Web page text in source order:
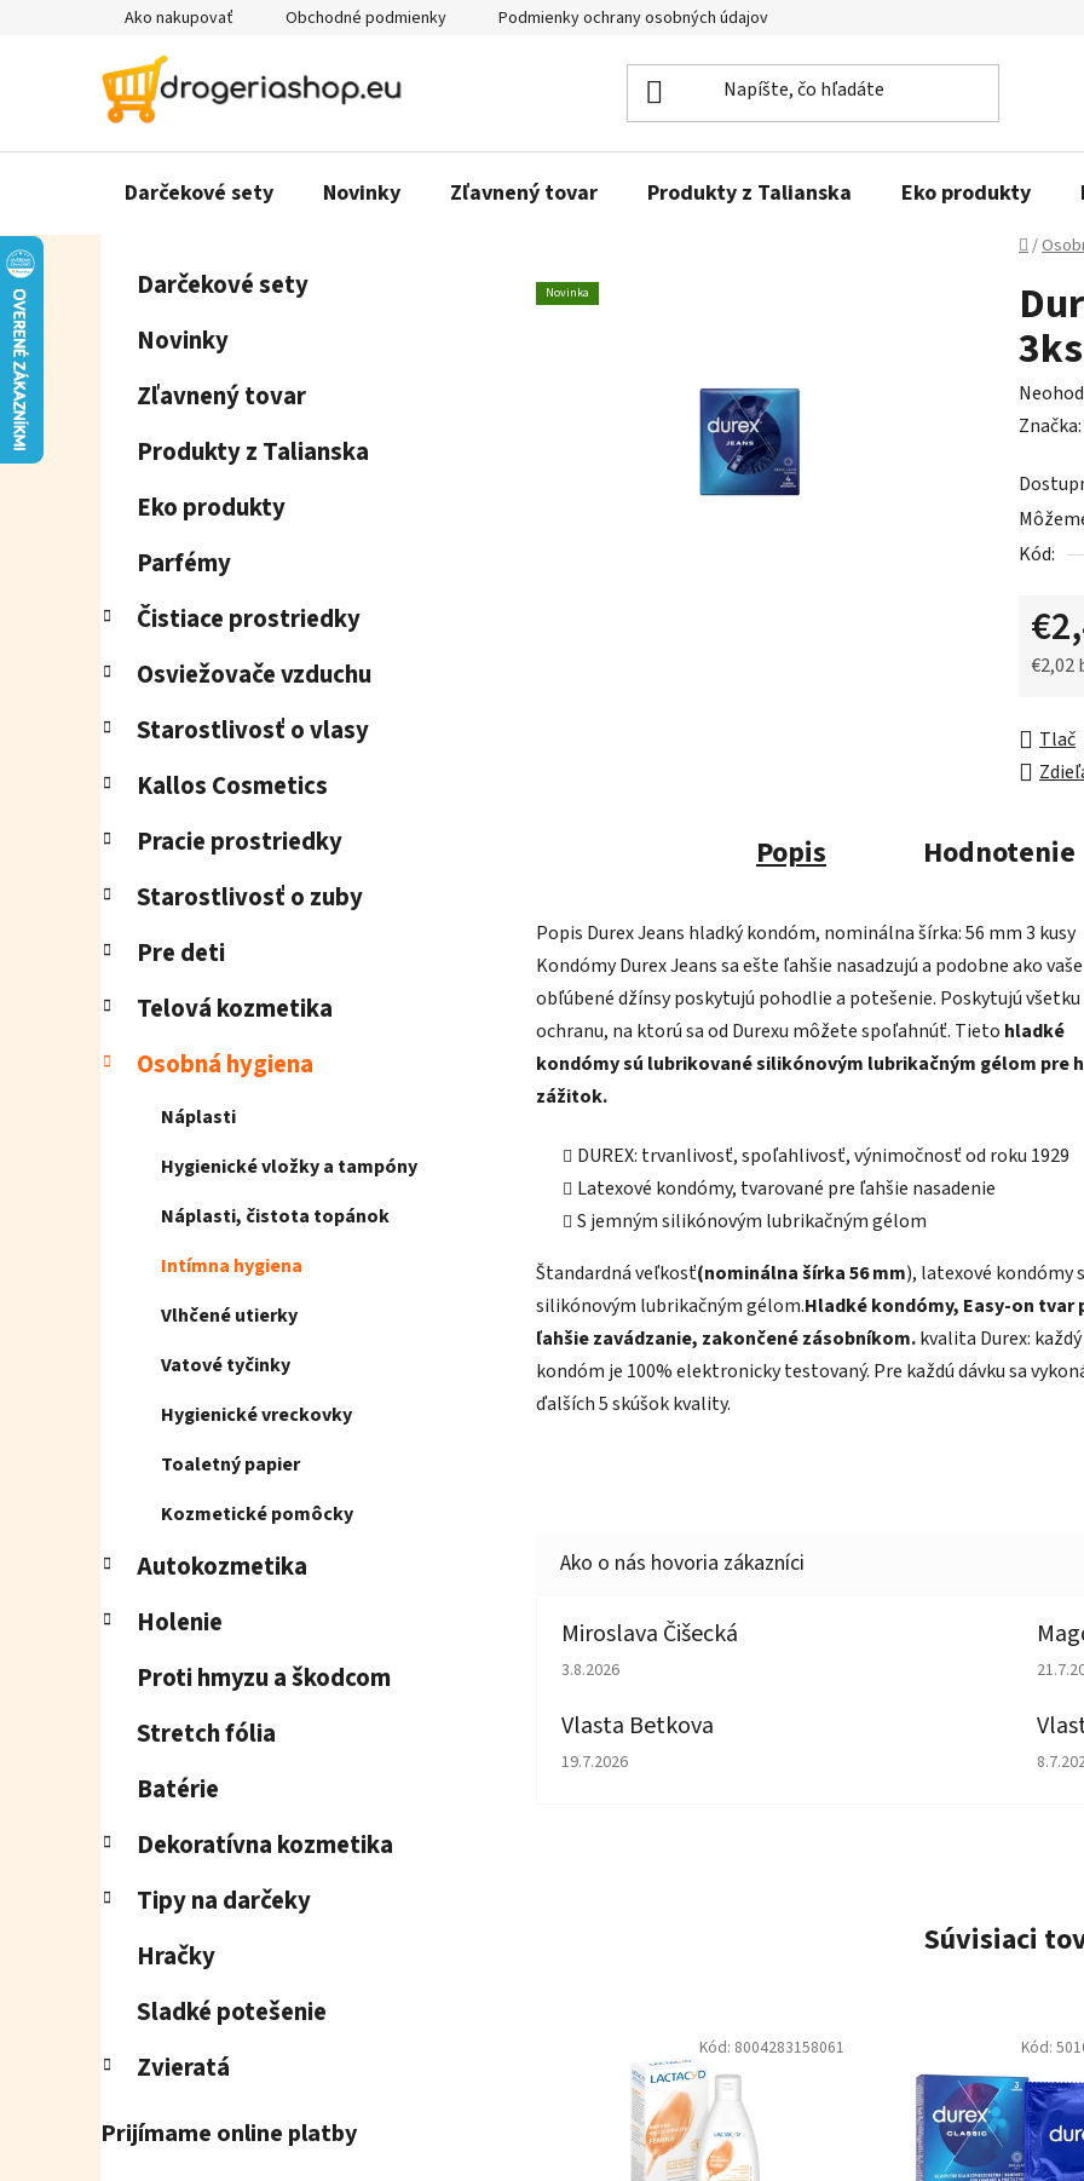
Ako nakupovať Obchodné podmienky Podmienky ochrany osobných údajov
Darčekové sety Novinky Zľavnený tovar Produkty z Talianska Eko produkty
Domov
/
Preskočiť
kategórie
Darčekové sety
Novinky
Zľavnený tovar
Produkty z Talianska
Eko produkty
Parfémy
Čistiace prostriedky
Osviežovače vzduchu
Starostlivosť o vlasy
Kallos Cosmetics
Pracie prostriedky
Starostlivosť o zuby
Pre deti
Telová kozmetika
Osobná hygiena
Náplasti
Hygienické vložky a tampóny
Náplasti, čistota topánok
Intímna hygiena
Vlhčené utierky
Vatové tyčinky
Hygienické vreckovky
Toaletný papier
Kozmetické pomôcky
Autokozmetika
Holenie
Proti hmyzu a škodcom
Stretch fólia
Batérie
Dekoratívna kozmetika
Tipy na darčeky
Hračky
Sladké potešenie
Zvieratá
Prijímame online platby
3ks
je
0,0
z
Značka:
Kód:
€2,02
Tlač
Novinka
Popis Hodnotenie
Popis Durex Jeans hladký kondóm, nominálna šírka: 56 mm 3 kusy
Kondómy Durex Jeans sa ešte ľahšie nasadzujú a podobne ako vaše
obľúbené džínsy poskytujú pohodlie a potešenie. Poskytujú všetku
ochranu, na ktorú sa od Durexu môžete spoľahnúť. Tieto hladké
kondómy sú lubrikované silikónovým lubrikačným gélom pre
zážitok.
DUREX: trvanlivosť, spoľahlivosť, výnimočnosť od roku 1929
Latexové kondómy, tvarované pre ľahšie nasadenie
S jemným silikónovým lubrikačným gélom
Štandardná veľkosť(nominálna šírka 56 mm), latexové kondómy
silikónovým lubrikačným gélom.Hladké kondómy, Easy-on tvar
ľahšie zavádzanie, zakončené zásobníkom.kvalita Durex: každý
kondóm je 100% elektronicky testovaný. Pre každú dávku sa
ďalších 5 skúšok kvality.
Miroslava Čišecká
Hodnotenie obchodu je 1 z 5 hviezdičiek.
3.8.2026
Vlasta Betkova
Hodnotenie obchodu je 5 z 5 hviezdičiek.
19.7.2026
Súvisiaci
Kód: 8004283158061 Kód: